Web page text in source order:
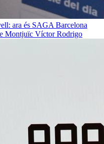
ara és SAGA Barcelona
Montjuïc Víctor Rodrigo